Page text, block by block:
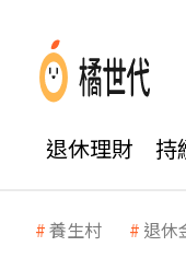
退休理財 持
養生村 退休